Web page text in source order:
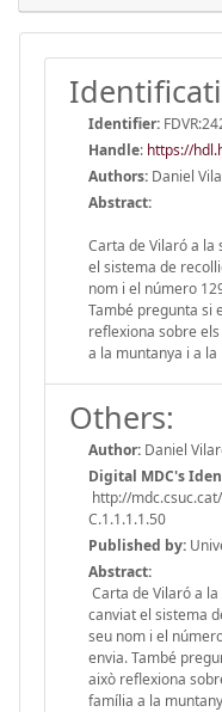
Identifier:
Handle: https://
Authors: Daniel
Abstract:
Carta de Vilaró a la
el sistema de
nom i el número
També pregunta si
reflexiona sobre
a la muntanya i a la
Others:
Author: Daniel
Digital MDC's
http://
C.1.1.1.1.50
Published by:
Abstract:
Carta de Vilaró a
canviat el sistema
seu nom i el
envia. També
això reflexiona
família a la